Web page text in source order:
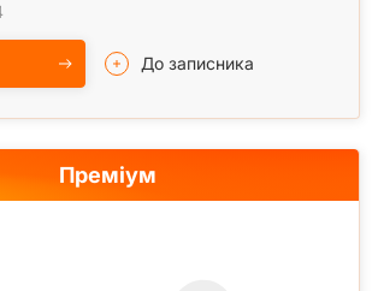
До записника
Преміум